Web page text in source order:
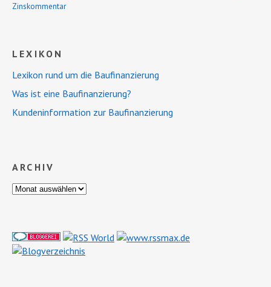
Zinskommentar
LEXIKON
Lexikon rund um die Baufinanzierung
Was ist eine Baufinanzierung?
Kundeninformation zur Baufinanzierung
ARCHIV